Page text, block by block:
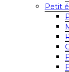
Petit